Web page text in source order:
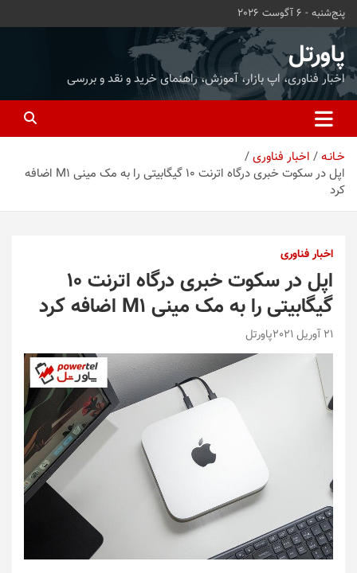
محتوا
بروید
پنج‌شنبه - 6 آگوست 2026
پاورتل
اخبار فناوری، اپ بازار، آموزش، راهنمای خرید و نقد و بررسی
خـانـه
اخبار فناوری
اپل در سکوت خبری درگاه اترنت ۱۰ گیگابیتی را به مک مینی M1 اضافه
کرد
اخبار فناوری
اپل در سکوت خبری درگاه اترنت ۱۰
گیگابیتی را به مک مینی M1 اضافه کرد
21 آوریل 2021 پاورتل